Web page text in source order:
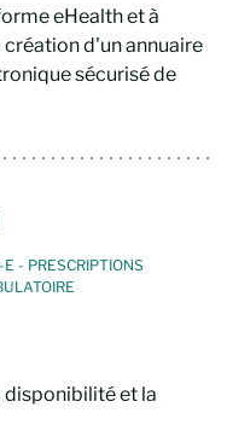
eHealth et à
d'un annuaire
sécurisé de
fenêtre
- PRESCRIPTIONS
disponibilité et la